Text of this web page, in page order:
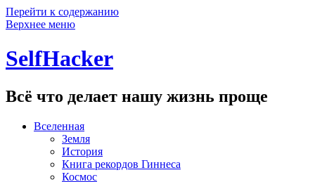
Перейти к содержанию
Верхнее меню
SelfHacker
Всё что делает нашу жизнь проще
Вселенная
Земля
История
Книга рекордов Гиннеса
Космос